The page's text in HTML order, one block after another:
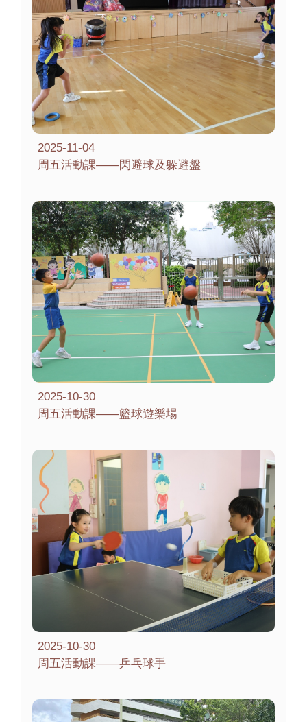
2025-11-04
周五活動課——閃避球及躲避盤
2025-10-30
周五活動課——籃球遊樂場
2025-10-30
周五活動課——乒乓球手